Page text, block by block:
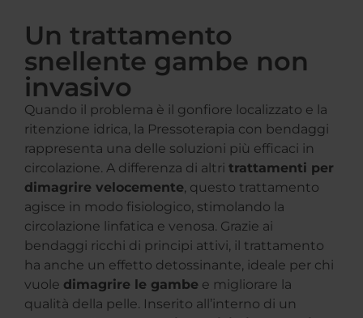
Un trattamento
snellente gambe non
invasivo
Quando il problema è il gonfiore localizzato e la
ritenzione idrica, la Pressoterapia con bendaggi
rappresenta una delle soluzioni più efficaci in
circolazione. A differenza di altri trattamenti per
dimagrire velocemente, questo trattamento
agisce in modo fisiologico, stimolando la
circolazione linfatica e venosa. Grazie ai
bendaggi ricchi di principi attivi, il trattamento
ha anche un effetto detossinante, ideale per chi
vuole dimagrire le gambe e migliorare la
qualità della pelle. Inserito all’interno di un